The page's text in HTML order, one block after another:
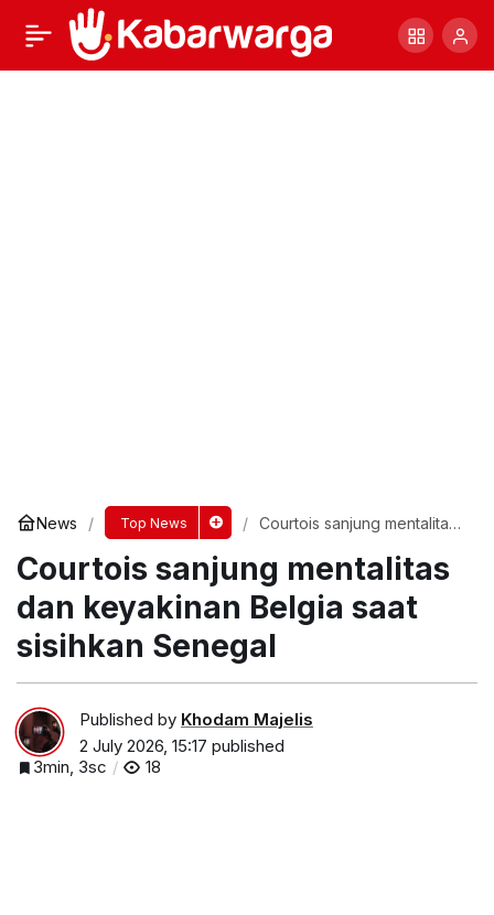
News Top News
Courtois sanjung mentalitas
sisihkan Senegal
Courtois sanjung mentalitas
dan keyakinan Belgia saat
sisihkan Senegal
Published by Khodam Majelis
2 July 2026, 15:17 published
3min, 3sc
18